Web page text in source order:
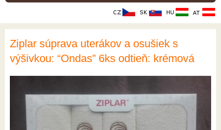
Ziplar súprava uterákov a osušiek s
výšivkou: “Ondas” 6ks odtieň: krémová